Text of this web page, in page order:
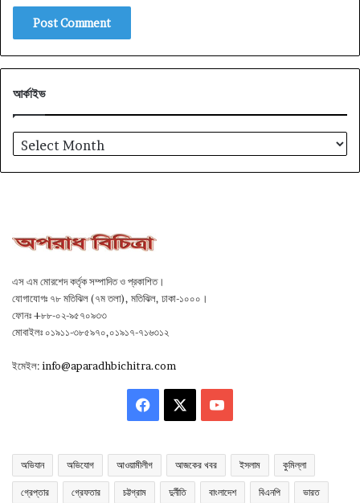
আর্কাইভ
আর্কাইভ
এস এম মোরশেদ কর্তৃক সম্পাদিত ও প্রকাশিত।
যোগাযোগঃ ৭৮ মতিঝিল (৭ম তলা), মতিঝিল, ঢাকা-১০০০।
ফোনঃ +৮৮-০২-৯৫৭০৯৩৩
মোবাইলঃ ০১৯১১-৩৮৫৯৭০,০১৯১৭-৭১৬৩১২
ইমেইল:info@aparadhbichitra.com
Facebook YouTube
অভিযান অভিযোগ আওয়ামীলীগ আজকের খবর ইসলাম কুমিল্লা
গ্রেপ্তার গ্রেফতার চট্টগ্রাম দুর্নীতি বাংলাদেশ বিএনপি ভারত